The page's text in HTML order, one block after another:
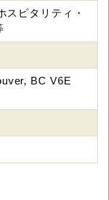
スピタリティ・
BC V6E